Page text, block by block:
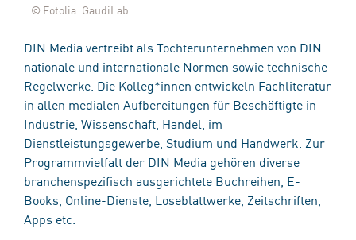
© Fotolia: GaudiLab
DIN Media vertreibt als Tochterunternehmen von DIN
nationale und internationale Normen sowie technische
Regelwerke. Die Kolleg*innen entwickeln Fachliteratur
in allen medialen Aufbereitungen für Beschäftigte in
Industrie, Wissenschaft, Handel, im
Dienstleistungsgewerbe, Studium und Handwerk. Zur
Programmvielfalt der DIN Media gehören diverse
branchenspezifisch ausgerichtete Buchreihen, E-
Books, Online-Dienste, Loseblattwerke, Zeitschriften,
Apps etc.